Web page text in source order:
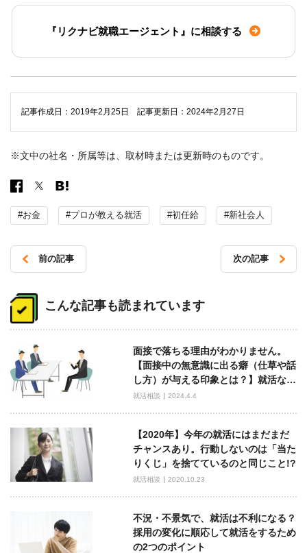
『リクナビ就職エージェント』に相談する
記事作成日：2019年2月25日 記事更新日：2024年2月27日
※文中の社名・所属等は、取材時または更新時のものです。
#お金 #プロが教える就活 #初任給 #新社会人
稿
ナ
ゲ
ー
シ
ョ
ン
前の記事 次の記事
こんな記事も読まれています
面接で落ちる理由がわかりません。
【面接中の無意識に出る癖（仕草や話
し方）が与える印象とは？】就活な…
就活相談 2024.4.4
【2020年】今年の就活にはまだまだ
チャンスあり。行動しないのは「当た
りくじ」を捨てているのと同じこと!?
就活相談 2020.10.23
不況・不景気で、就活は不利になる？
採用の変化に順応して就活をするため
の2つのポイント